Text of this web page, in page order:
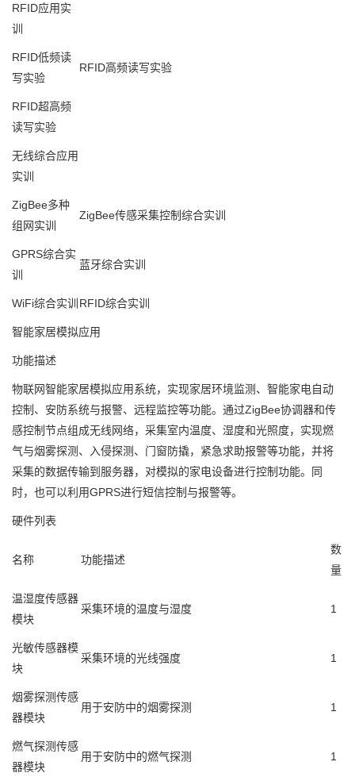
RFID应用实
训
RFID低频读
写实验
RFID高频读写实验
RFID超高频
读写实验
无线综合应用
实训
ZigBee多种
组网实训
ZigBee传感采集控制综合实训
GPRS综合实
训
蓝牙综合实训
WiFi综合实训 RFID综合实训
智能家居模拟应用
功能描述
物联网智能家居模拟应用系统，实现家居环境监测、智能家电自动
控制、安防系统与报警、远程监控等功能。通过ZigBee协调器和传
感控制节点组成无线网络，采集室内温度、湿度和光照度，实现燃
气与烟雾探测、入侵探测、门窗防撬，紧急求助报警等功能，并将
采集的数据传输到服务器，对模拟的家电设备进行控制功能。同
时，也可以利用GPRS进行短信控制与报警等。
硬件列表
名称 功能描述
数
量
温湿度传感器
模块
采集环境的温度与湿度 1
光敏传感器模
块
采集环境的光线强度 1
烟雾探测传感
器模块
用于安防中的烟雾探测 1
燃气探测传感
器模块
用于安防中的燃气探测 1